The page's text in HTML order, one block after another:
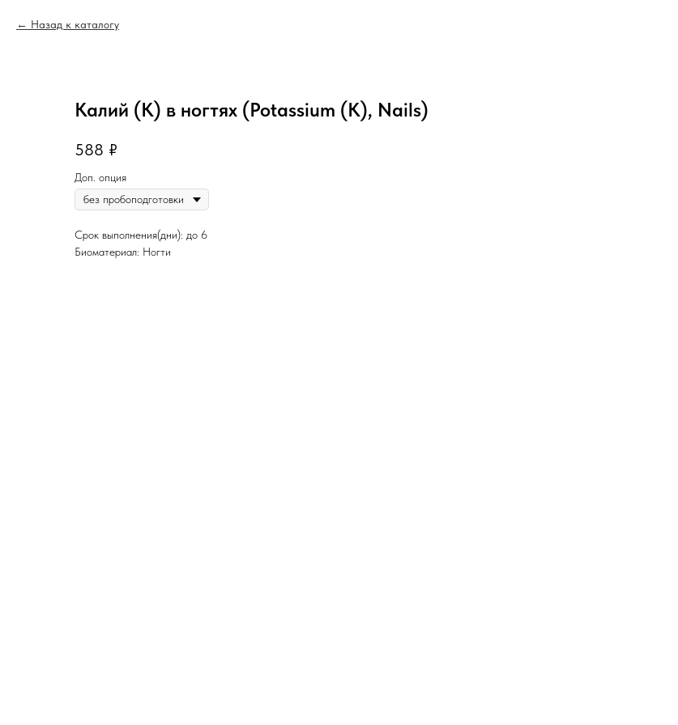
Назад к каталогу
Калий (K) в ногтях (Potassium (K), Nails)
588 ₽
Доп. опция
Срок выполнения(дни): до 6
Биоматериал: Ногти